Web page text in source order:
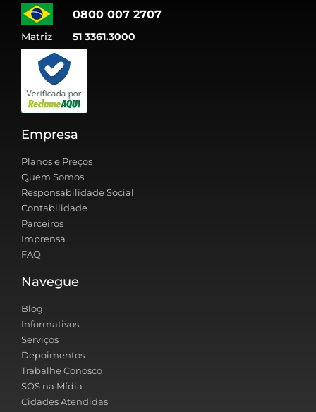
0800 007 2707
Matriz 51 3361.3000
Empresa
Planos e Preços
Quem Somos
Responsabilidade Social
Contabilidade
Parceiros
Imprensa
FAQ
Navegue
Blog
Informativos
Serviços
Depoimentos
Trabalhe Conosco
SOS na Mídia
Cidades Atendidas